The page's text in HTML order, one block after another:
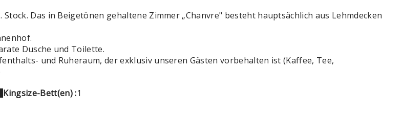
Stock. Das in Beigetönen gehaltene Zimmer „Chanvre" besteht hauptsächlich aus Lehmdecken
Dusche und Toilette.
und Ruheraum, der exklusiv unseren Gästen vorbehalten ist (Kaffee, Tee,
Kingsize-Bett(en) :1